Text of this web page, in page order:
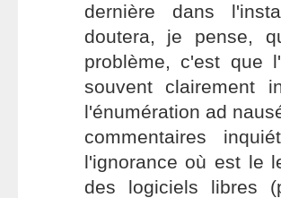
dernière dans
doutera, je pense,
problème, c'est que
souvent clairement
l'énumération ad
commentaires
l'ignorance où est le
des logiciels libres